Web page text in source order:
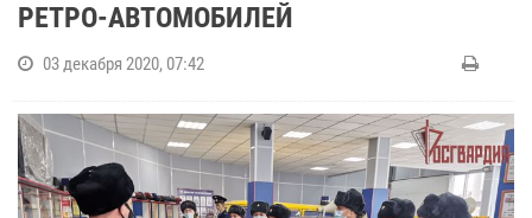
РЕТРО-АВТОМОБИЛЕЙ
03 декабря 2020, 07:42